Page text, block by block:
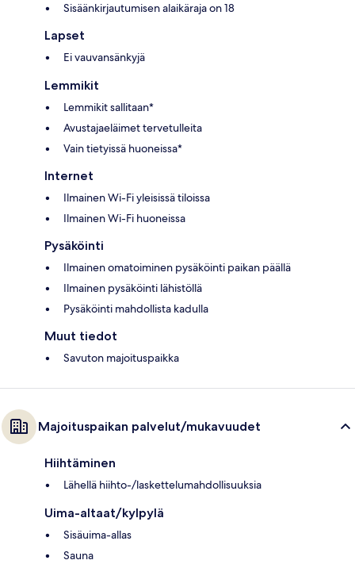
Sisäänkirjautumisen alaikäraja on 18
Lapset
Ei vauvansänkyjä
Lemmikit
Lemmikit sallitaan*
Avustajaeläimet tervetulleita
Vain tietyissä huoneissa*
Internet
Ilmainen Wi-Fi yleisissä tiloissa
Ilmainen Wi-Fi huoneissa
Pysäköinti
Ilmainen omatoiminen pysäköinti paikan päällä
Ilmainen pysäköinti lähistöllä
Pysäköinti mahdollista kadulla
Muut tiedot
Savuton majoituspaikka
Majoituspaikan palvelut/mukavuudet
Hiihtäminen
Lähellä hiihto-/laskettelumahdollisuuksia
Uima-altaat/kylpylä
Sisäuima-allas
Sauna